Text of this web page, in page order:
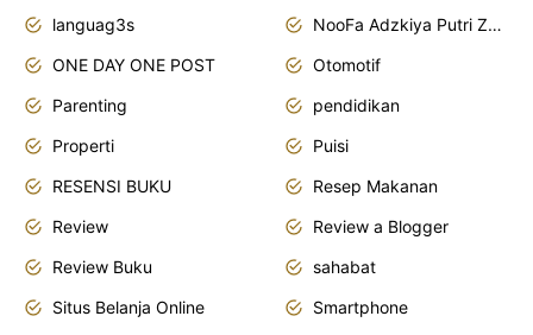
languag3s
NooFa Adzkiya Putri Zain
ONE DAY ONE POST
Otomotif
Parenting
pendidikan
Properti
Puisi
RESENSI BUKU
Resep Makanan
Review
Review a Blogger
Review Buku
sahabat
Situs Belanja Online
Smartphone